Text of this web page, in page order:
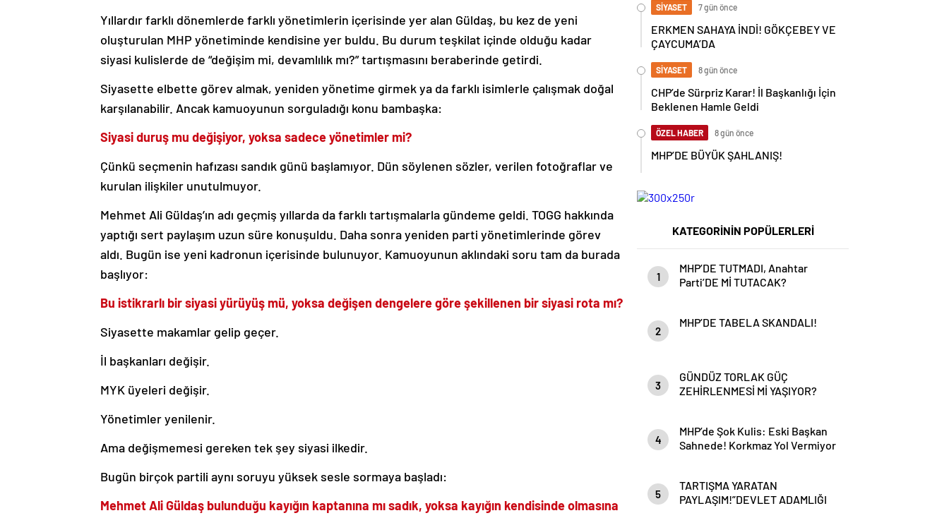
Yıllardır farklı dönemlerde farklı yönetimlerin içerisinde yer alan Güldaş, bu kez de yeni
oluşturulan MHP yönetiminde kendisine yer buldu. Bu durum teşkilat içinde olduğu kadar
siyasi kulislerde de “değişim mi, devamlılık mı?” tartışmasını beraberinde getirdi.
Siyasette elbette görev almak, yeniden yönetime girmek ya da farklı isimlerle çalışmak doğal
karşılanabilir. Ancak kamuoyunun sorguladığı konu bambaşka:
Siyasi duruş mu değişiyor, yoksa sadece yönetimler mi?
Çünkü seçmenin hafızası sandık günü başlamıyor. Dün söylenen sözler, verilen fotoğraflar ve
kurulan ilişkiler unutulmuyor.
Mehmet Ali Güldaş’ın adı geçmiş yıllarda da farklı tartışmalarla gündeme geldi. TOGG hakkında
yaptığı sert paylaşım uzun süre konuşuldu. Daha sonra yeniden parti yönetimlerinde görev
aldı. Bugün ise yeni kadronun içerisinde bulunuyor. Kamuoyunun aklındaki soru tam da burada
başlıyor:
Bu istikrarlı bir siyasi yürüyüş mü, yoksa değişen dengelere göre şekillenen bir siyasi rota mı?
Siyasette makamlar gelip geçer.
İl başkanları değişir.
MYK üyeleri değişir.
Yönetimler yenilenir.
Ama değişmemesi gereken tek şey siyasi ilkedir.
Bugün birçok partili aynı soruyu yüksek sesle sormaya başladı:
Mehmet Ali Güldaş bulunduğu kayığın kaptanına mı sadık, yoksa kayığın kendisinde olmasına
SİYASET 7 gün önce
ERKMEN SAHAYA İNDİ! GÖKÇEBEY VE
ÇAYCUMA’DA
SİYASET 8 gün önce
CHP’de Sürpriz Karar! İl Başkanlığı İçin
Beklenen Hamle Geldi
ÖZEL HABER 8 gün önce
MHP’DE BÜYÜK ŞAHLANIŞ!
KATEGORİNİN POPÜLERLERİ
1
MHP’DE TUTMADI, Anahtar
Parti’DE Mİ TUTACAK?
2
MHP’DE TABELA SKANDALI!
3
GÜNDÜZ TORLAK GÜÇ
ZEHİRLENMESİ Mİ YAŞIYOR?
4
MHP’de Şok Kulis: Eski Başkan
Sahnede! Korkmaz Yol Vermiyor
5
TARTIŞMA YARATAN
PAYLAŞIM!”DEVLET ADAMLIĞI